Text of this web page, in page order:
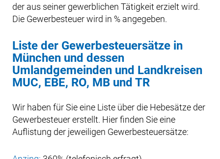
der aus seiner gewerblichen Tätigkeit erzielt wird.
Die Gewerbesteuer wird in % angegeben.
Liste der Gewerbesteuersätze in
München und dessen
Umlandgemeinden und Landkreisen
MUC, EBE, RO, MB und TR
Wir haben für Sie eine Liste über die Hebesätze der
Gewerbesteuer erstellt. Hier finden Sie eine
Auflistung der jeweiligen Gewerbesteuersätze: